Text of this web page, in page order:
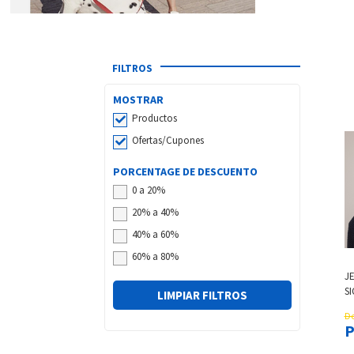
FILTROS
MOSTRAR
Productos
Ofertas/Cupones
PORCENTAGE DE DESCUENTO
0 a 20%
20% a 40%
40% a 60%
60% a 80%
LIMPIAR FILTROS